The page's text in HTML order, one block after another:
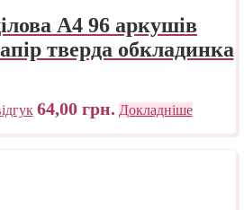
А4 96 аркушів
тверда обкладинка
64,00 грн. Докладніше